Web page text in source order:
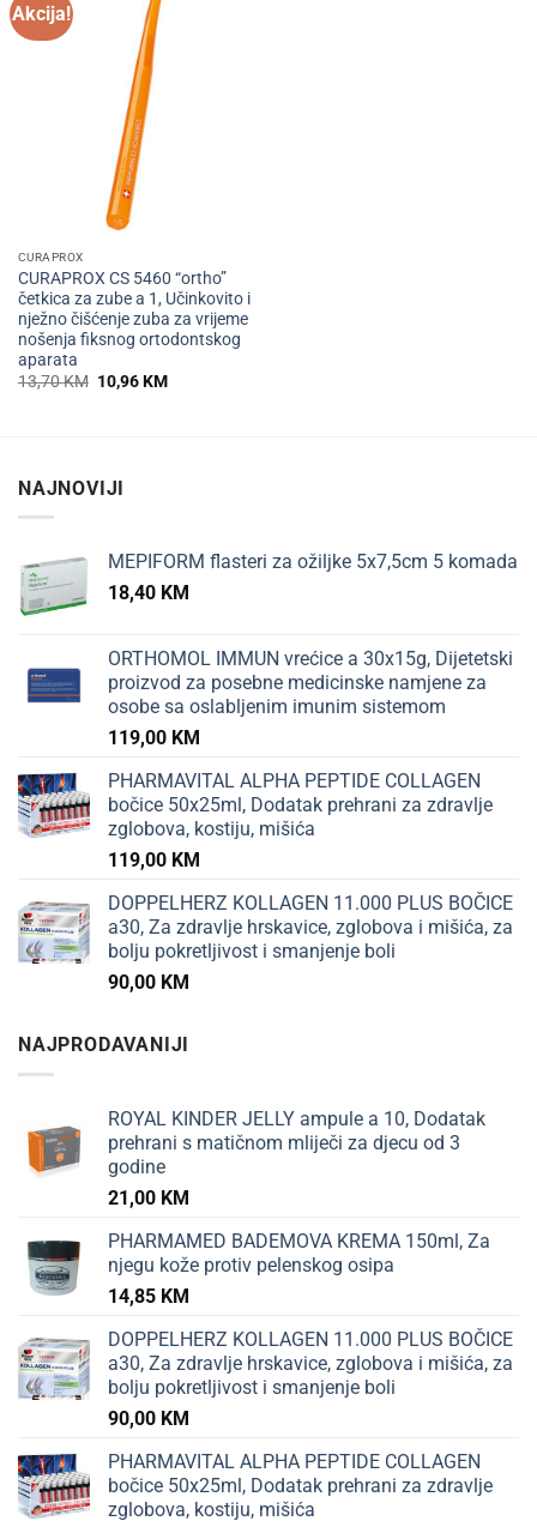
Akcija!
CURAPROX
CURAPROX CS 5460 “ortho”
četkica za zube a 1, Učinkovito i
nježno čišćenje zuba za vrijeme
nošenja fiksnog ortodontskog
aparata
13,70KM Izvorna
cijena
10,96KMTrenutna
NAJNOVIJI
MEPIFORM flasteri za ožiljke 5x7,5cm 5 komada
18,40 KM
ORTHOMOL IMMUN vrećice a 30x15g, Dijetetski
proizvod za posebne medicinske namjene za
osobe sa oslabljenim imunim sistemom
119,00 KM
PHARMAVITAL ALPHA PEPTIDE COLLAGEN
bočice 50x25ml, Dodatak prehrani za zdravlje
zglobova, kostiju, mišića
119,00 KM
DOPPELHERZ KOLLAGEN 11.000 PLUS BOČICE
a30, Za zdravlje hrskavice, zglobova i mišića, za
bolju pokretljivost i smanjenje boli
90,00 KM
NAJPRODAVANIJI
ROYAL KINDER JELLY ampule a 10, Dodatak
prehrani s matičnom mliječi za djecu od 3
godine
21,00 KM
PHARMAMED BADEMOVA KREMA 150ml, Za
njegu kože protiv pelenskog osipa
14,85 KM
DOPPELHERZ KOLLAGEN 11.000 PLUS BOČICE
a30, Za zdravlje hrskavice, zglobova i mišića, za
bolju pokretljivost i smanjenje boli
90,00 KM
PHARMAVITAL ALPHA PEPTIDE COLLAGEN
bočice 50x25ml, Dodatak prehrani za zdravlje
zglobova, kostiju, mišića